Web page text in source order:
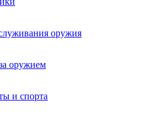
оружия
оружием
и спорта